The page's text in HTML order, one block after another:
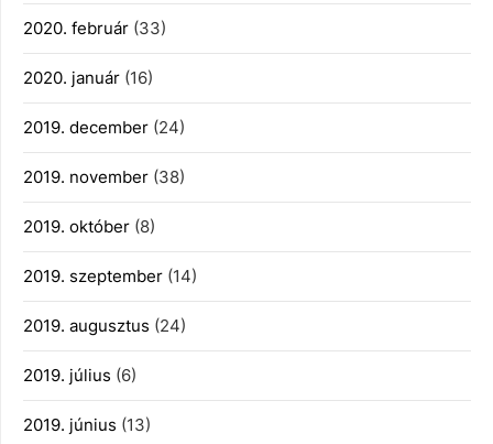
2020. február (33)
2020. január (16)
2019. december (24)
2019. november (38)
2019. október (8)
2019. szeptember (14)
2019. augusztus (24)
2019. július (6)
2019. június (13)